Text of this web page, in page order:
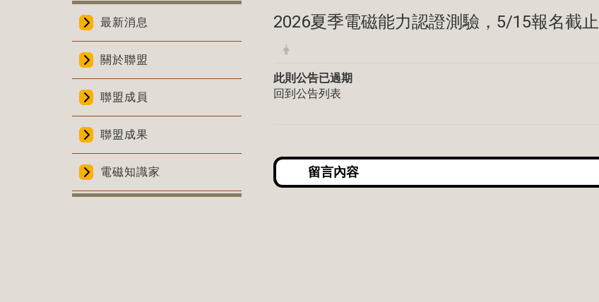
最新消息
關於聯盟
聯盟成員
聯盟成果
電磁知識家
2026夏季電磁能力認證測驗，5/15報名截止
此則公告已過期
回到公告列表